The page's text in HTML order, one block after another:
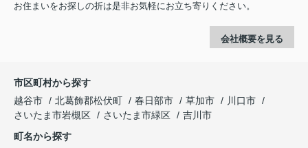
お住まいをお探しの折は是非お気軽にお立ち寄りください。
会社概要を見る
市区町村から探す
越谷市
北葛飾郡松伏町 春日部市 草加市
川口市
さいたま市岩槻区
さいたま市緑区
吉川市
町名から探す